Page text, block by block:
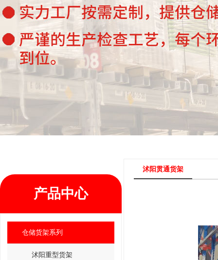
产品中心
仓储货架系列
沭阳重型货架
沭阳贯通货架